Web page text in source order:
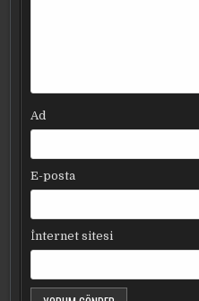
Ad
E-posta
İnternet sitesi